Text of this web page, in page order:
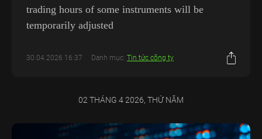
trading hours of some instruments will be
temporarily adjusted
30.04.2026 16:37 Danh mục: Tin tức công ty
02 THÁNG 4 2026, THỨ NĂM